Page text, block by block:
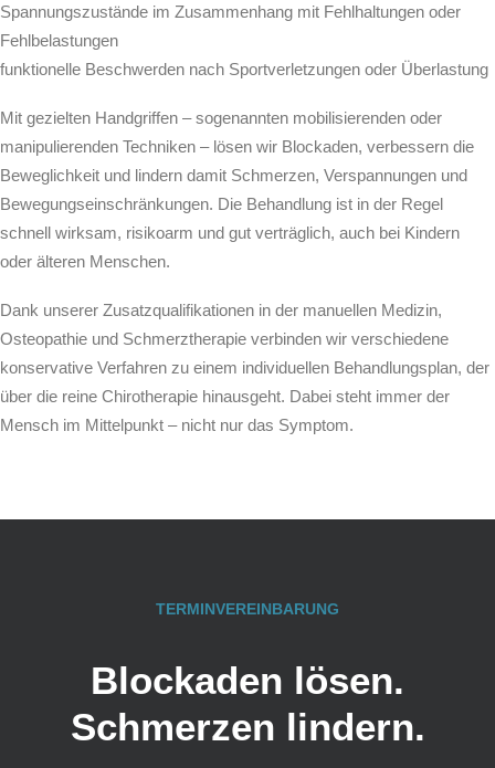
Spannungszustände im Zusammenhang mit Fehlhaltungen oder
Fehlbelastungen
funktionelle Beschwerden nach Sportverletzungen oder Überlastung
Mit gezielten Handgriffen – sogenannten mobilisierenden oder
manipulierenden Techniken – lösen wir Blockaden, verbessern die
Beweglichkeit und lindern damit Schmerzen, Verspannungen und
Bewegungseinschränkungen. Die Behandlung ist in der Regel
schnell wirksam, risikoarm und gut verträglich, auch bei Kindern
oder älteren Menschen.
Dank unserer Zusatzqualifikationen in der manuellen Medizin,
Osteopathie und Schmerztherapie verbinden wir verschiedene
konservative Verfahren zu einem individuellen Behandlungsplan, der
über die reine Chirotherapie hinausgeht. Dabei steht immer der
Mensch im Mittelpunkt – nicht nur das Symptom.
TERMINVEREINBARUNG
Blockaden lösen.
Schmerzen lindern.